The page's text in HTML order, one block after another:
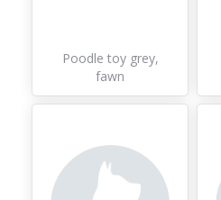
Poodle toy grey,
fawn